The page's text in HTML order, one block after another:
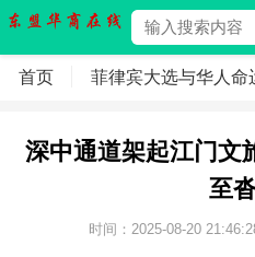
首页 菲律宾大选与华人命
深中通道架起江门文
至
时间：2025-08-20